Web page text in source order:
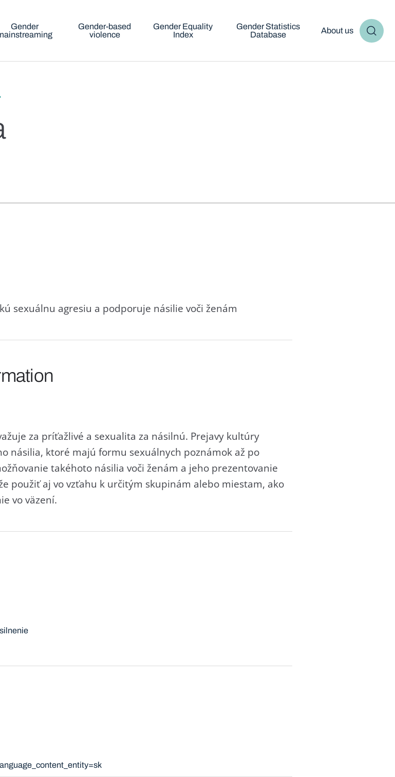
Gender
Gender-based
violence
Gender Equality
Index
Gender Statistics
Database
About us
sexuálnu agresiu a podporuje násilie voči ženám
za príťažlivé a sexualita za násilnú. Prejavy kultúry
násilia, ktoré majú formu sexuálnych poznámok až po
takéhoto násilia voči ženám a jeho prezentovanie
použiť aj vo vzťahu k určitým skupinám alebo miestam, ako
vo väzení.